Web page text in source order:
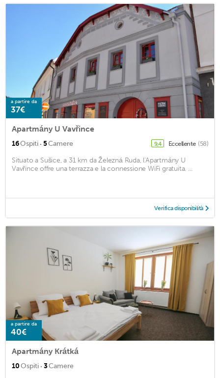
a partire da
37€
Apartmány U Vavřince
16Ospiti · 5Camere 9,4 Eccellente (58)
Situato a Sušice, a 31 km da Železná Ruda, l'Apartmány U
Vavřince offre una terrazza e la connessione WiFi gratuita. ...
Verifica disponibilità
a partire da
40€
Apartmány Krátká
10Ospiti · 3Camere